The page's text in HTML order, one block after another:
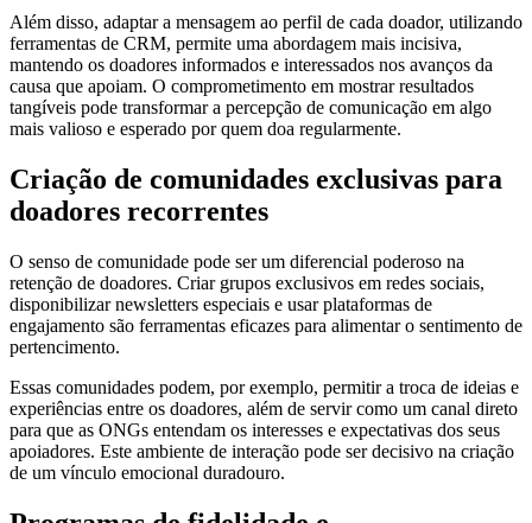
Além disso, adaptar a mensagem ao perfil de cada doador, utilizando
ferramentas de CRM, permite uma abordagem mais incisiva,
mantendo os doadores informados e interessados nos avanços da
causa que apoiam. O comprometimento em mostrar resultados
tangíveis pode transformar a percepção de comunicação em algo
mais valioso e esperado por quem doa regularmente.
Criação de comunidades exclusivas para
doadores recorrentes
O senso de comunidade pode ser um diferencial poderoso na
retenção de doadores. Criar grupos exclusivos em redes sociais,
disponibilizar newsletters especiais e usar plataformas de
engajamento são ferramentas eficazes para alimentar o sentimento de
pertencimento.
Essas comunidades podem, por exemplo, permitir a troca de ideias e
experiências entre os doadores, além de servir como um canal direto
para que as ONGs entendam os interesses e expectativas dos seus
apoiadores. Este ambiente de interação pode ser decisivo na criação
de um vínculo emocional duradouro.